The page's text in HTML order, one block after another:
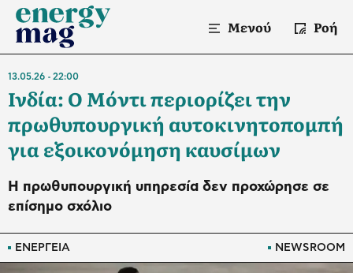
Μενού Ροή
ΕΝΕΡΓΕΙΑ NEWSROOM
13.05.26 22:00
Ινδία: Ο Μόντι περιορίζει την
πρωθυπουργική αυτοκινητοπομπή
για εξοικονόμηση καυσίμων
Η πρωθυπουργική υπηρεσία δεν προχώρησε σε
επίσημο σχόλιο